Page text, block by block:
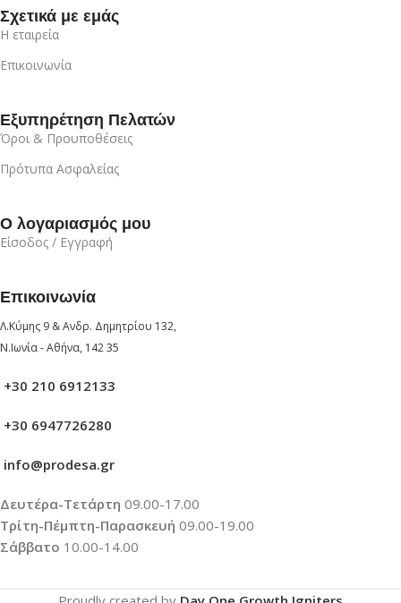
Σχετικά με εμάς
Η εταιρεία
Επικοινωνία
Εξυπηρέτηση Πελατών
Όροι & Προυποθέσεις
Πρότυπα Ασφαλείας
Ο λογαριασμός μου
Είσοδος / Εγγραφή
Επικοινωνία
Λ.Κύμης 9 & Ανδρ. Δημητρίου 132,
Ν.Ιωνία - Αθήνα, 142 35
+30 210 6912133
+30 6947726280
info@prodesa.gr
Δευτέρα-Τετάρτη 09.00-17.00
Τρίτη-Πέμπτη-Παρασκευή 09.00-19.00
Σάββατο 10.00-14.00